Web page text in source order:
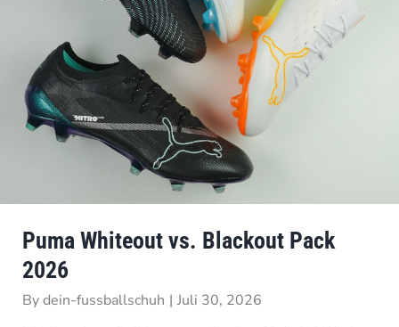
Puma Whiteout vs. Blackout Pack
2026
Bydein-fussballschuh | Juli 30, 2026